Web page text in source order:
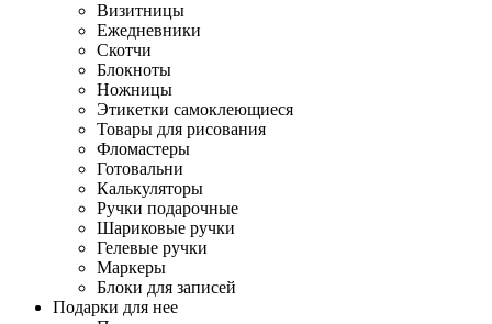
Визитницы
Ежедневники
Скотчи
Блокноты
Ножницы
Этикетки самоклеющиеся
Товары для рисования
Фломастеры
Готовальни
Калькуляторы
Ручки подарочные
Шариковые ручки
Гелевые ручки
Маркеры
Блоки для записей
Подарки для нее